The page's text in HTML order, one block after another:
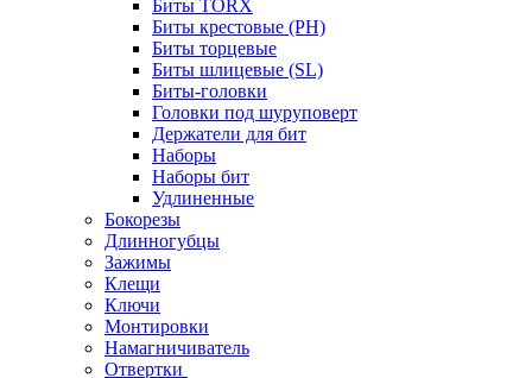
Биты TORX
Биты крестовые (PH)
Биты торцевые
Биты шлицевые (SL)
Биты-головки
Головки под шуруповерт
Держатели для бит
Наборы
Наборы бит
Удлиненные
Бокорезы
Длинногубцы
Зажимы
Клещи
Ключи
Монтировки
Намагничиватель
Отвертки